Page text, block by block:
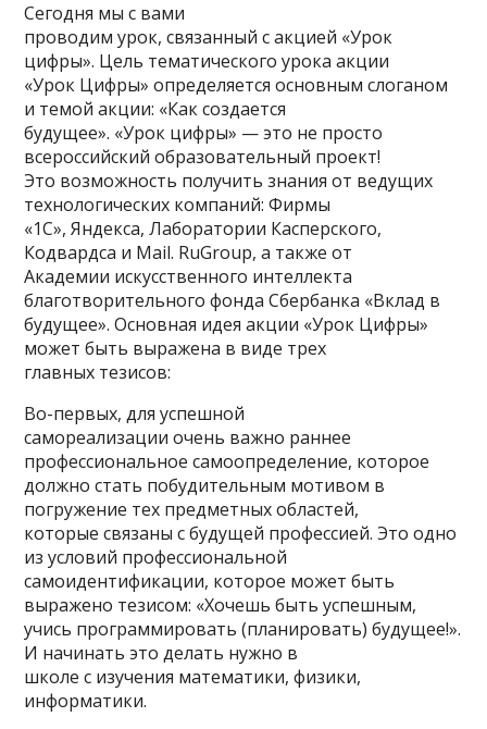
Сегодня мы с вами
проводим урок, связанный с акцией «Урок
цифры». Цель тематического урока акции
«Урок Цифры» определяется основным слоганом
и темой акции: «Как создается
будущее». «Урок цифры» — это не просто
всероссийский образовательный проект!
Это возможность получить знания от ведущих
технологических компаний: Фирмы
«1С», Яндекса, Лаборатории Касперского,
Кодвардса и Mail. RuGroup, а также от
Академии искусственного интеллекта
благотворительного фонда Сбербанка «Вклад в
будущее». Основная идея акции «Урок Цифры»
может быть выражена в виде трех
главных тезисов:
Во-первых, для успешной
самореализации очень важно раннее
профессиональное самоопределение, которое
должно стать побудительным мотивом в
погружение тех предметных областей,
которые связаны с будущей профессией. Это одно
из условий профессиональной
самоидентификации, которое может быть
выражено тезисом: «Хочешь быть успешным,
учись программировать (планировать) будущее!».
И начинать это делать нужно в
школе с изучения математики, физики,
информатики.